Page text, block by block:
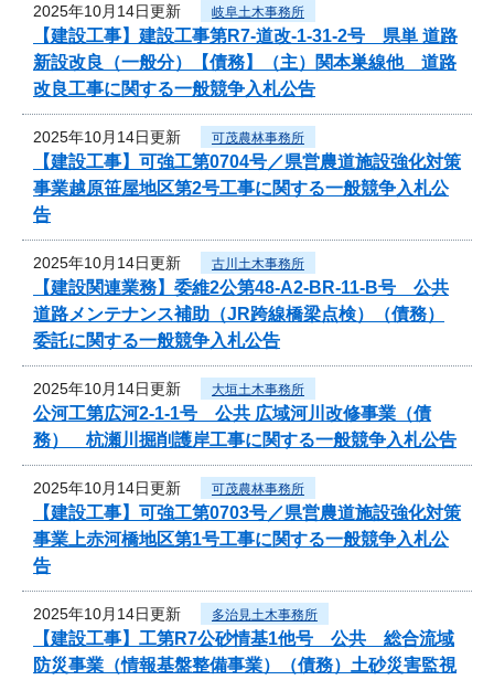
2025年10月14日更新 岐阜土木事務所
【建設工事】建設工事第R7-道改-1-31-2号 県単 道路
新設改良（一般分）【債務】（主）関本巣線他 道路
改良工事に関する一般競争入札公告
2025年10月14日更新 可茂農林事務所
【建設工事】可強工第0704号／県営農道施設強化対策
事業越原笹屋地区第2号工事に関する一般競争入札公
告
2025年10月14日更新 古川土木事務所
【建設関連業務】委維2公第48-A2-BR-11-B号 公共
道路メンテナンス補助（JR跨線橋梁点検）（債務）
委託に関する一般競争入札公告
2025年10月14日更新 大垣土木事務所
公河工第広河2-1-1号 公共 広域河川改修事業（債
務） 杭瀬川掘削護岸工事に関する一般競争入札公告
2025年10月14日更新 可茂農林事務所
【建設工事】可強工第0703号／県営農道施設強化対策
事業上赤河橋地区第1号工事に関する一般競争入札公
告
2025年10月14日更新 多治見土木事務所
【建設工事】工第R7公砂情基1他号 公共 総合流域
防災事業（情報基盤整備事業）（債務）土砂災害監視